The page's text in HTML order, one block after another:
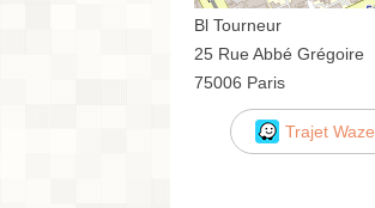
Bl Tourneur
25 Rue Abbé Grégoire
75006 Paris
Trajet Waze